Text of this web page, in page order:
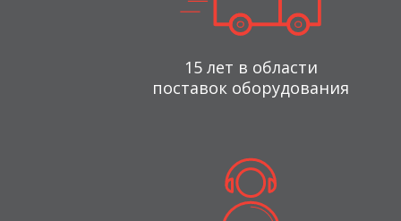
15 лет в области
поставок оборудования